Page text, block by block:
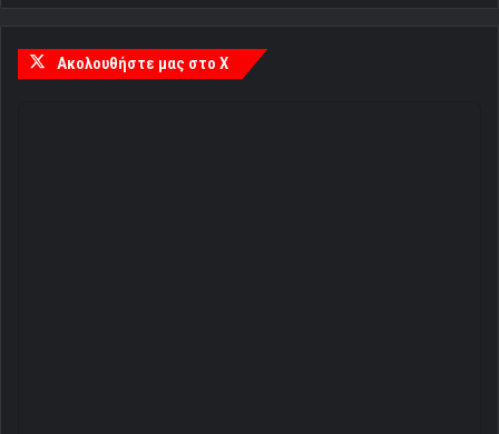
Ακολουθήστε μας στο X